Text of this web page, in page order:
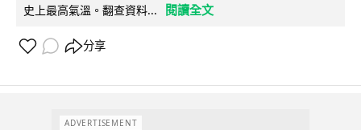
史上最高氣溫。翻查資料...
閱讀全文
分享
ADVERTISEMENT